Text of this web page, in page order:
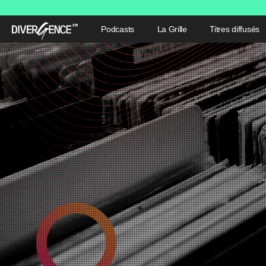
Podcasts La Grille Titres diffusés